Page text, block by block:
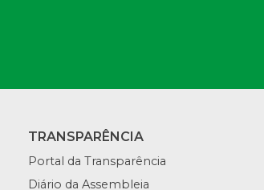
TRANSPARÊNCIA
Portal da Transparência
Diário da Assembleia